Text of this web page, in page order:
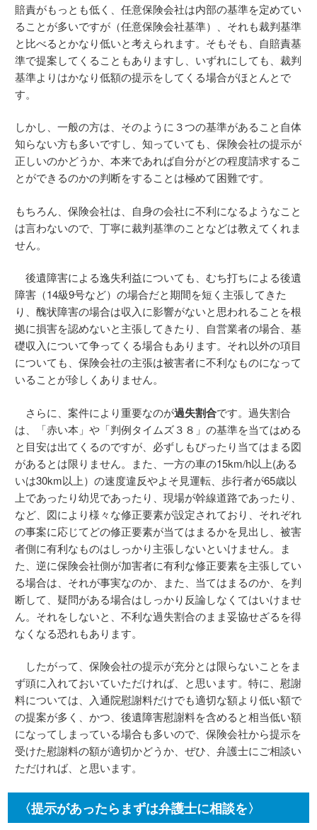
賠責がもっとも低く、任意保険会社は内部の基準を定めてい
ることが多いですが（任意保険会社基準）、それも裁判基準
と比べるとかなり低いと考えられます。そもそも、自賠責基
準で提案してくることもありますし、いずれにしても、裁判
基準よりはかなり低額の提示をしてくる場合がほとんとで
す。
しかし、一般の方は、そのように３つの基準があること自体
知らない方も多いですし、知っていても、保険会社の提示が
正しいのかどうか、本来であれば自分がどの程度請求するこ
とができるのかの判断をすることは極めて困難です。
もちろん、保険会社は、自身の会社に不利になるようなこと
は言わないので、丁寧に裁判基準のことなどは教えてくれま
せん。
後遺障害による逸失利益についても、むち打ちによる後遺
障害（14級9号など）の場合だと期間を短く主張してきた
り、醜状障害の場合は収入に影響がないと思われることを根
拠に損害を認めないと主張してきたり、自営業者の場合、基
礎収入について争ってくる場合もあります。それ以外の項目
についても、保険会社の主張は被害者に不利なものになって
いることが珍しくありません。
さらに、案件により重要なのが過失割合です。過失割合
は、「赤い本」や「判例タイムズ３８」の基準を当てはめる
と目安は出てくるのですが、必ずしもぴったり当てはまる図
があるとは限りません。また、一方の車の15km/h以上(ある
いは30km以上）の速度違反やよそ見運転、歩行者が65歳以
上であったり幼児であったり、現場が幹線道路であったり、
など、図により様々な修正要素が設定されており、それぞれ
の事案に応じてどの修正要素が当てはまるかを見出し、被害
者側に有利なものはしっかり主張しないといけません。ま
た、逆に保険会社側が加害者に有利な修正要素を主張してい
る場合は、それが事実なのか、また、当てはまるのか、を判
断して、疑問がある場合はしっかり反論しなくてはいけませ
ん。それをしないと、不利な過失割合のまま妥協せざるを得
なくなる恐れもあります。
したがって、保険会社の提示が充分とは限らないことをま
ず頭に入れておいていただければ、と思います。特に、慰謝
料については、入通院慰謝料だけでも適切な額より低い額で
の提案が多く、かつ、後遺障害慰謝料を含めると相当低い額
になってしまっている場合も多いので、保険会社から提示を
受けた慰謝料の額が適切かどうか、ぜひ、弁護士にご相談い
ただければ、と思います。
〈提示があったらまずは弁護士に相談を〉